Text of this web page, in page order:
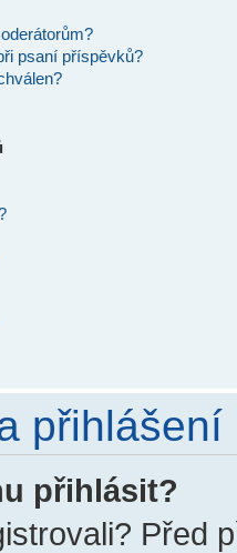
psaní příspěvků?
přihlášení
přihlásit?
Před